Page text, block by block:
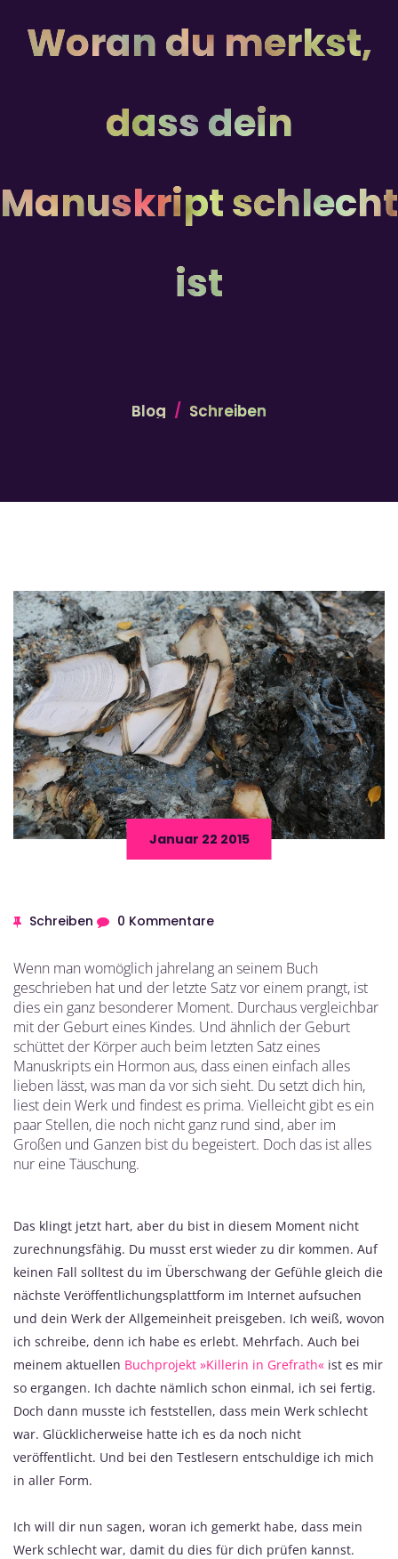
Woran du merkst,
dass dein
Manuskript schlecht
ist
Blog Schreiben
Januar 22 2015
Schreiben 0 Kommentare
Wenn man womöglich jahrelang an seinem Buch
geschrieben hat und der letzte Satz vor einem prangt, ist
dies ein ganz besonderer Moment. Durchaus vergleichbar
mit der Geburt eines Kindes. Und ähnlich der Geburt
schüttet der Körper auch beim letzten Satz eines
Manuskripts ein Hormon aus, dass einen einfach alles
lieben lässt, was man da vor sich sieht. Du setzt dich hin,
liest dein Werk und findest es prima. Vielleicht gibt es ein
paar Stellen, die noch nicht ganz rund sind, aber im
Großen und Ganzen bist du begeistert. Doch das ist alles
nur eine Täuschung.
Das klingt jetzt hart, aber du bist in diesem Moment nicht
zurechnungsfähig. Du musst erst wieder zu dir kommen. Auf
keinen Fall solltest du im Überschwang der Gefühle gleich die
nächste Veröffentlichungsplattform im Internet aufsuchen
und dein Werk der Allgemeinheit preisgeben. Ich weiß, wovon
ich schreibe, denn ich habe es erlebt. Mehrfach. Auch bei
meinem aktuellen Buchprojekt »Killerin in Grefrath« ist es mir
so ergangen. Ich dachte nämlich schon einmal, ich sei fertig.
Doch dann musste ich feststellen, dass mein Werk schlecht
war. Glücklicherweise hatte ich es da noch nicht
veröffentlicht. Und bei den Testlesern entschuldige ich mich
in aller Form.
Ich will dir nun sagen, woran ich gemerkt habe, dass mein
Werk schlecht war, damit du dies für dich prüfen kannst.